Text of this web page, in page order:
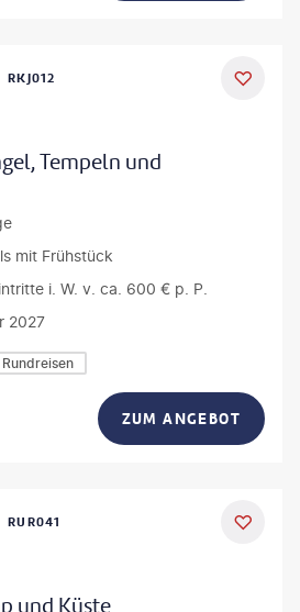
RKJ012
Tempeln und
mit Frühstück
i. W. v. ca. 600 € p. P.
2027
ZUM ANGEBOT
DEAL
RUR041
und Küste